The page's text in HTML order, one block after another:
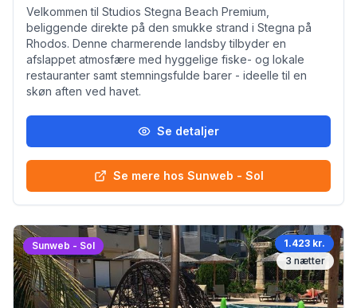
Velkommen til Studios Stegna Beach Premium,
beliggende direkte på den smukke strand i Stegna på
Rhodos. Denne charmerende landsby tilbyder en
afslappet atmosfære med hyggelige fiske- og lokale
restauranter samt stemningsfulde barer - ideelle til en
skøn aften ved havet.
Se detaljer
Se mere hos Sunweb - Sol
Sunweb - Sol
1.423 kr.
3 nætter